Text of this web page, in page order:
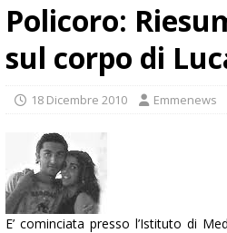
Policoro:
sul corpo di
18 Dicembre 2010 Emmenews
E’ cominciata presso l’Istituto di